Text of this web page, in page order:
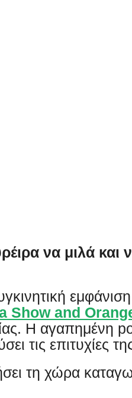
να μιλά και
Show and
Η αγαπημένη
τις επιτυχίες
τη χώρα